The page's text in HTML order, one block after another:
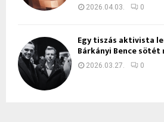
2026.04.03. 0
Egy tiszás aktivista
Bárkányi Bence
2026.03.27. 0